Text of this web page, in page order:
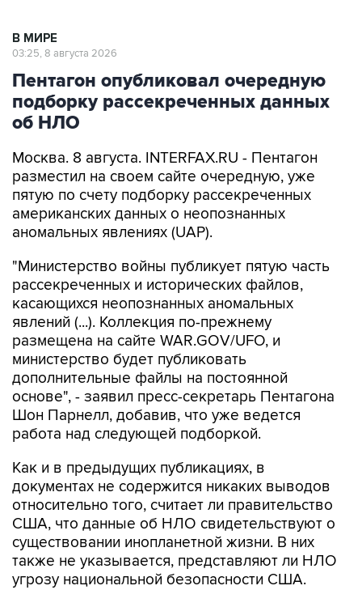
В МИРЕ
03:25, 8 августа 2026
Пентагон опубликовал очередную
подборку рассекреченных данных
об НЛО
Москва. 8 августа. INTERFAX.RU - Пентагон
разместил на своем сайте очередную, уже
пятую по счету подборку рассекреченных
американских данных о неопознанных
аномальных явлениях (UAP).
"Министерство войны публикует пятую часть
рассекреченных и исторических файлов,
касающихся неопознанных аномальных
явлений (...). Коллекция по-прежнему
размещена на сайте WAR.GOV/UFO, и
министерство будет публиковать
дополнительные файлы на постоянной
основе", - заявил пресс-секретарь Пентагона
Шон Парнелл, добавив, что уже ведется
работа над следующей подборкой.
Как и в предыдущих публикациях, в
документах не содержится никаких выводов
относительно того, считает ли правительство
США, что данные об НЛО свидетельствуют о
существовании инопланетной жизни. В них
также не указывается, представляют ли НЛО
угрозу национальной безопасности США.